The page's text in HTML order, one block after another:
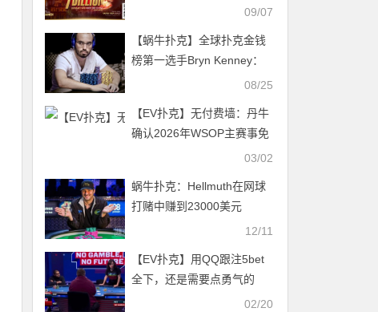
开幕赛保底70亿越南盾，由
09/07
【蜗牛扑克】全球扑克金钱
榜第一选手Bryn Kenney：
2.5亿美元的职业累积奖金是
08/25
【EV扑克】无付费墙：丹牛
确认2026年WSOP主赛事免
03/02
蜗牛扑克：Hellmuth在网球
打赌中赚到23000美元
12/11
【EV扑克】用QQ跟注5bet
全下，还是需要点勇气的
02/20